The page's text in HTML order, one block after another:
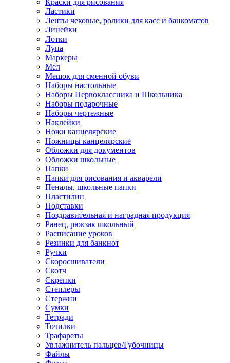
Краски для рисования
Ластики
Ленты чековые, ролики для касс и банкоматов
Линейки
Лотки
Лупа
Маркеры
Мел
Мешок для сменной обуви
Наборы настольные
Наборы Первоклассника и Школьника
Наборы подарочные
Наборы чертежные
Наклейки
Ножи канцелярские
Ножницы канцелярские
Обложки для документов
Обложки школьные
Папки
Папки для рисования и акварели
Пеналы, школьные папки
Пластилин
Подставки
Поздравительная и наградная продукция
Ранец, рюкзак школьный
Расписание уроков
Резинки для банкнот
Ручки
Скоросшиватели
Скотч
Скрепки
Степлеры
Стержни
Сумки
Тетради
Точилки
Трафареты
Увлажнитель пальцев/Губочницы
Файлы